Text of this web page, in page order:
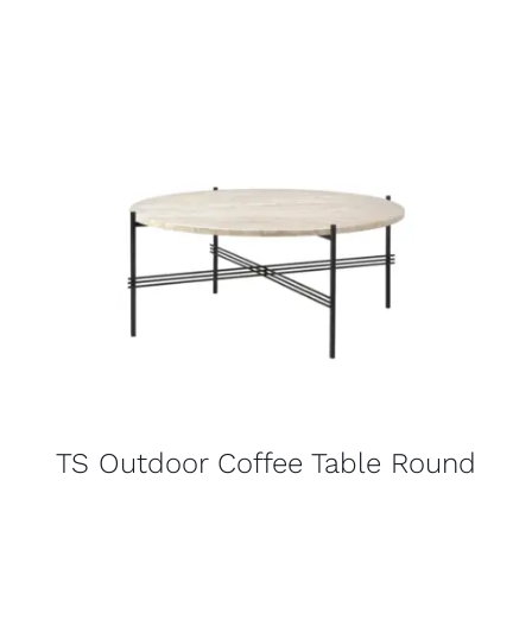
TS Outdoor Coffee Table Round